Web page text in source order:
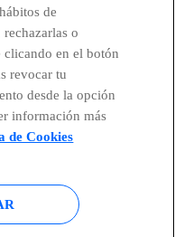
legal
de
o
en el botón
revocar tu
desde la opción
información más
de Cookies